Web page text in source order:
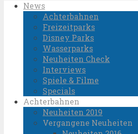
News
Achterbahnen
Freizeitparks
Disney Parks
Wasserparks
Neuheiten Check
Interviews
Spiele & Filme
Specials
Achterbahnen
Neuheiten 2019
Vergangene Neuheiten